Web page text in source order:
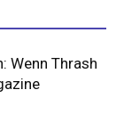
Wenn Thrash